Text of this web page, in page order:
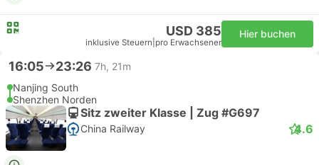
USD 385
inklusive Steuern pro Erwachsener
Hier buchen
16:05 23:26 7h, 21m
Nanjing South
Shenzhen Norden
Sitz zweiter Klasse | Zug #G697
China Railway 4.6